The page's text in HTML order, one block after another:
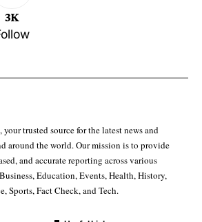
3K
your trusted source for the latest news and
around the world. Our mission is to provide
and accurate reporting across various
Education, Events, Health, History,
Sports, Fact Check, and Tech.